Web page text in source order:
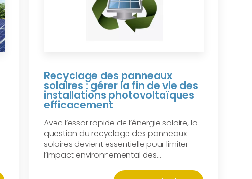
Recyclage des panneaux
solaires : gérer la fin de vie des
installations photovoltaïques
efficacement
Avec l’essor rapide de l’énergie solaire, la
question du recyclage des panneaux
solaires devient essentielle pour limiter
l’impact environnemental des...